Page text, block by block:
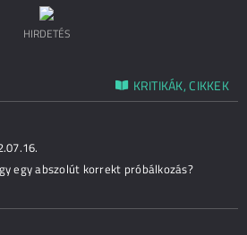
HIRDETÉS
KRITIKÁK, CIKKEK
egy abszolút korrekt próbálkozás?